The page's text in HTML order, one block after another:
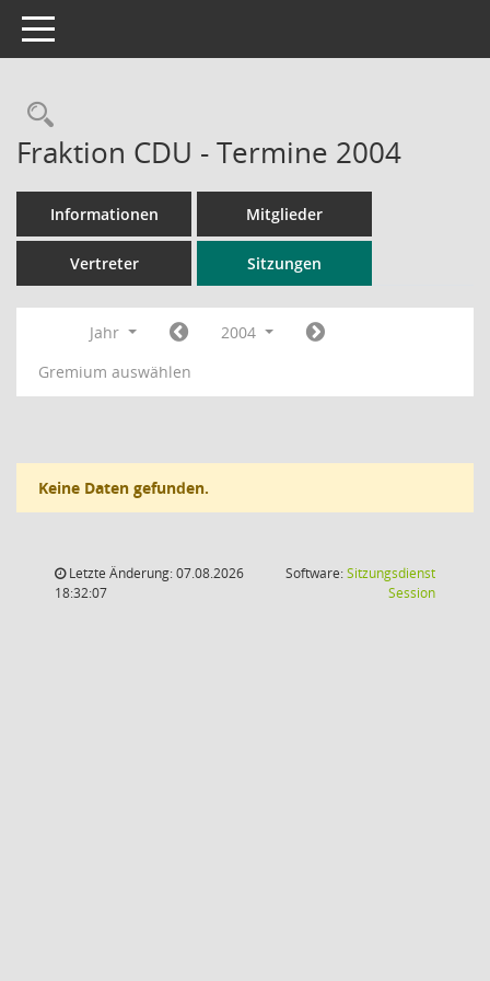
Toggle navigation
Rechercheauswahl
Fraktion CDU - Termine 2004
Informationen Mitglieder
Vertreter Sitzungen
Jahr
2004
Gremium auswählen
Keine Daten gefunden.
Letzte Änderung: 07.08.2026
18:32:07
Software:Sitzungsdienst
Session(Wird in